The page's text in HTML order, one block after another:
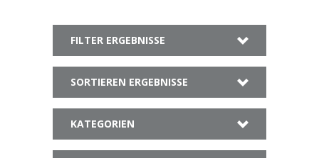
FILTER ERGEBNISSE
SORTIEREN ERGEBNISSE
KATEGORIEN